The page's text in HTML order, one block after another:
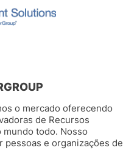
o mercado oferecendo
de Recursos
mundo todo. Nosso
e organizações de